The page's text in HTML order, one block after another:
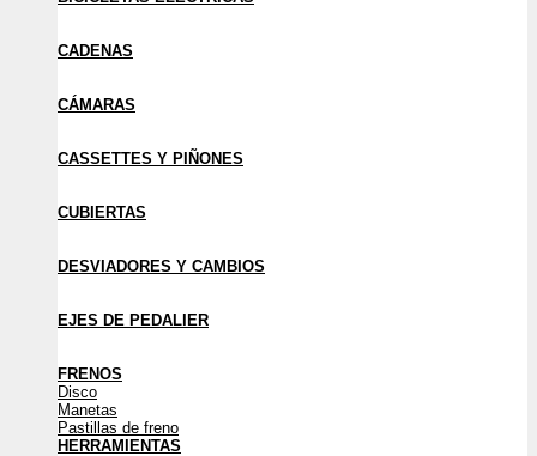
CADENAS
CÁMARAS
CASSETTES Y PIÑONES
CUBIERTAS
DESVIADORES Y CAMBIOS
EJES DE PEDALIER
FRENOS
Disco
Manetas
Pastillas de freno
HERRAMIENTAS